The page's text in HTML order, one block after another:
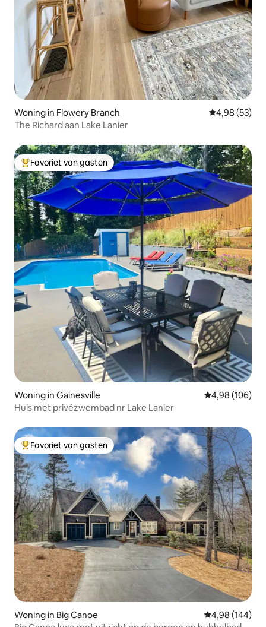
Woning in Flowery Branch Gemiddelde
4,98 (53)
The Richard aan Lake Lanier
Topfavoriet van gasten
Favoriet van gasten
Woning in Gainesville Gemiddelde
4,98 (106)
Huis met privézwembad nr Lake Lanier
Topfavoriet van gasten
Favoriet van gasten
Woning in Big Canoe Gemiddelde
4,98 (144)